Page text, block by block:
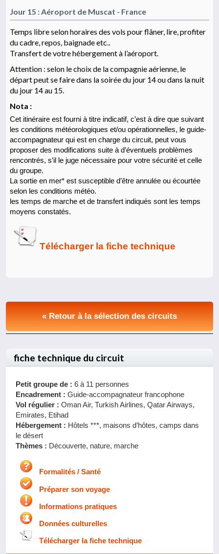
Jour 15 : Aéroport de Muscat - France
Temps libre selon horaires des vols pour flâner, lire, profiter
du cadre, repos, baignade etc..
Transfert de votre hébergement à l’aéroport.
Attention : selon le choix de la compagnie aérienne, le
départ peut se faire dans la soirée du jour 14 ou dans la nuit
du jour 14 au 15.
Nota :
Cet itinéraire est fourni à titre indicatif, c’est à dire que suivant
les conditions météorologiques et/ou opérationnelles, le guide-
accompagnateur qui est en charge du circuit, peut vous
proposer des modifications suite à d’éventuels problèmes
rencontrés, s’il le juge nécessaire pour votre sécurité et celle
du groupe.
La sortie en mer* est susceptible d’être annulée ou écourtée
selon les conditions météo.
les temps de marche et de transfert indiqués sont les temps
moyens constatés.
Télécharger la fiche technique
« Retour à la sélection des circuits
fiche technique du circuit
Petit groupe de : 6 à 11 personnes
Encadrement : Guide-accompagnateur francophone
Vol régulier : Oman Air, Turkish Airlines, Qatar Airways,
Emirates, Etihad
Hébergement : Hôtels ***, maisons d’hôtes, camps dans
le désert
Thèmes : Découverte, nature, marche
Formalités / Santé
Préparer son voyage
Informations pratiques
Données culturelles
Télécharger la fiche technique